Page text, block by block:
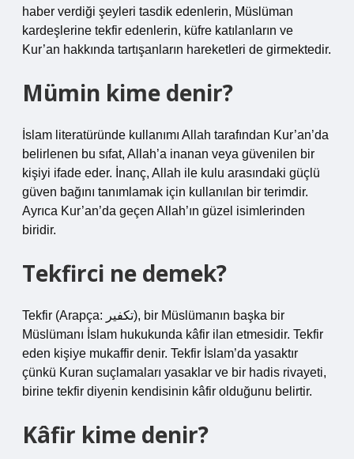
haber verdiği şeyleri tasdik edenlerin, Müslüman
kardeşlerine tekfir edenlerin, küfre katılanların ve
Kur’an hakkında tartışanların hareketleri de girmektedir.
Mümin kime denir?
İslam literatüründe kullanımı Allah tarafından Kur’an’da
belirlenen bu sıfat, Allah’a inanan veya güvenilen bir
kişiyi ifade eder. İnanç, Allah ile kulu arasındaki güçlü
güven bağını tanımlamak için kullanılan bir terimdir.
Ayrıca Kur’an’da geçen Allah’ın güzel isimlerinden
biridir.
Tekfirci ne demek?
Tekfir (Arapça: تكفير), bir Müslümanın başka bir
Müslümanı İslam hukukunda kâfir ilan etmesidir. Tekfir
eden kişiye mukaffir denir. Tekfir İslam’da yasaktır
çünkü Kuran suçlamaları yasaklar ve bir hadis rivayeti,
birine tekfir diyenin kendisinin kâfir olduğunu belirtir.
Kâfir kime denir?